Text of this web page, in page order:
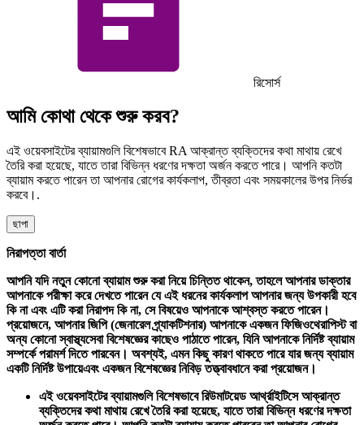
রিসোর্স
আমি কোথা থেকে শুরু করব?
এই ওয়েবসাইটের ব্যায়ামগুলি বিশেষভাবে RA আক্রান্ত ব্যক্তিদের কথা মাথায় রেখে
তৈরি করা হয়েছে, যাতে তারা বিভিন্ন ধরণের দক্ষতা অর্জন করতে পারে। আপনি কতটা
ব্যায়াম করতে পারেন তা আপনার রোগের কার্যকলাপ, তীব্রতা এবং সময়কালের উপর নির্ভর
করবে।.
ছাপা
নিরাপত্তা বার্তা
আপনি যদি নতুন কোনো ব্যায়াম শুরু করা নিয়ে চিন্তিত থাকেন,তাহলে আপনার ডাক্তার
আপনাকে পরীক্ষা করে দেখতে পারেন যে এই ধরনের কার্যকলাপ আপনার জন্য উপকারী হবে
কি না এবং এটি করা নিরাপদ কি না, সে বিষয়েও আপনাকে আশ্বস্ত করতে পারেন।
প্রয়োজনে, আপনার জিপি (জেনারেল প্র্যাকটিশনার) আপনাকে একজন ফিজিওথেরাপিস্ট বা
অন্য কোনো স্বাস্থ্যসেবা বিশেষজ্ঞের কাছেও পাঠাতে পারেন, যিনি আপনাকে নির্দিষ্ট ব্যায়াম
সম্পর্কে পরামর্শ দিতে পারবেন। অবশ্যই, এমন কিছু কারণ থাকতে পারে যার জন্য ব্যায়াম
একটি নির্দিষ্ট উপায়েএবংএকজন বিশেষজ্ঞের নিবিড় তত্ত্বাবধানে করা প্রয়োজন।
এই ওয়েবসাইটের ব্যায়ামগুলি বিশেষভাবে রিউমাটয়েড আর্থ্রাইটিসে আক্রান্ত
ব্যক্তিদের কথা মাথায় রেখে তৈরি করা হয়েছে, যাতে তারা বিভিন্ন ধরণের দক্ষতা